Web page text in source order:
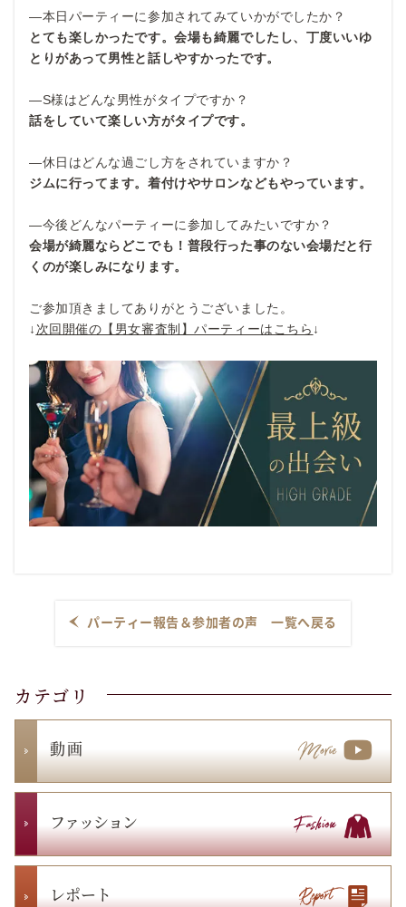
—本日パーティーに参加されてみていかがでしたか？
とても楽しかったです。会場も綺麗でしたし、丁度いいゆ
とりがあって男性と話しやすかったです。
—S様はどんな男性がタイプですか？
話をしていて楽しい方がタイプです。
—休日はどんな過ごし方をされていますか？
ジムに行ってます。着付けやサロンなどもやっています。
—今後どんなパーティーに参加してみたいですか？
会場が綺麗ならどこでも！普段行った事のない会場だと行
くのが楽しみになります。
ご参加頂きましてありがとうございました。
↓ 次回開催の【男女審査制】パーティーはこちら ↓
パーティー報告＆参加者の声 一覧へ戻る
カテゴリ
動 画
ファッション
レポート